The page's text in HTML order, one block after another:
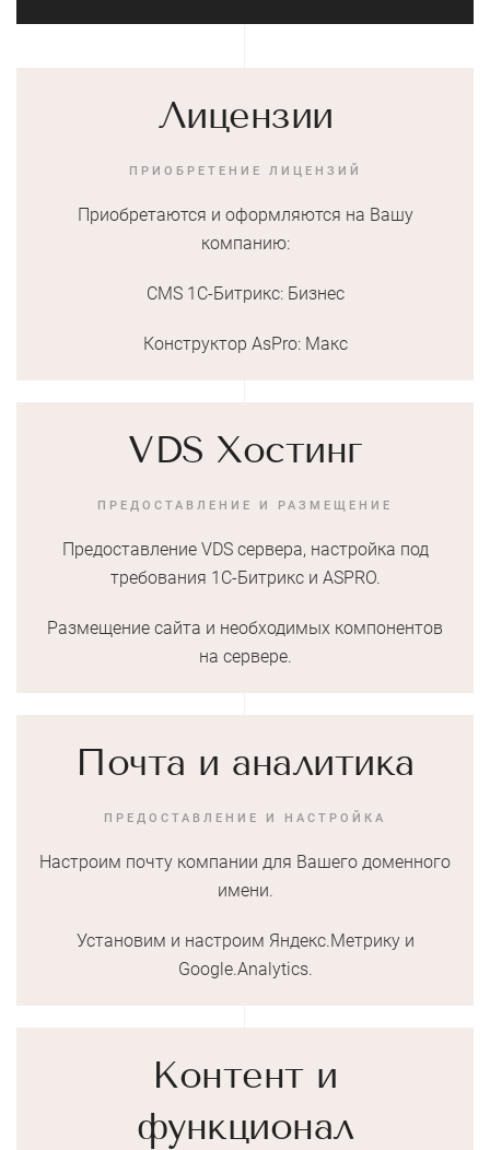
Лицензии
ПРИОБРЕТЕНИЕ ЛИЦЕНЗИЙ
Приобретаются и оформляются на Вашу
компанию:
CMS 1С-Битрикс: Бизнес
Конструктор AsPro: Макс
VDS Хостинг
ПРЕДОСТАВЛЕНИЕ И РАЗМЕЩЕНИЕ
Предоставление VDS сервера, настройка под
требования 1С-Битрикс и ASPRO.
Размещение сайта и необходимых компонентов
на сервере.
Почта и аналитика
ПРЕДОСТАВЛЕНИЕ И НАСТРОЙКА
Настроим почту компании для Вашего доменного
имени.
Установим и настроим Яндекс.Метрику и
Google.Analytics.
Контент и
функционал